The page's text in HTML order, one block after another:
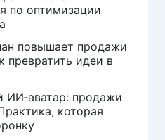
по оптимизации
повышает продажи
превратить идеи в
ИИ‑аватар: продажи
которая